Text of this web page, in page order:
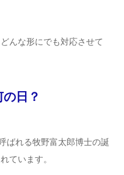
んな形にでも対応させて
日？
ばれる牧野富太郎博士の誕
ています。